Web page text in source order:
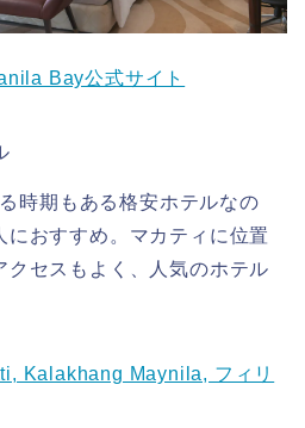
Bay公式サイト
時期もある格安ホテルなの
におすすめ。マカティに位置
クセスもよく、人気のホテル
Kalakhang Maynila, フィリ